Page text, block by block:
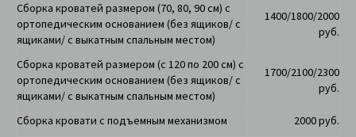
Сборка кроватей размером (70, 80, 90 см) с
ортопедическим основанием (без ящиков/ с
ящиками/ с выкатным спальным местом)
1400/1800/2000
руб.
Сборка кроватей размером (с 120 по 200 см) с
ортопедическим основанием (без ящиков/ с
ящиками/ с выкатным спальным местом)
1700/2100/2300
руб.
Сборка кровати с подъемным механизмом
2000 руб.